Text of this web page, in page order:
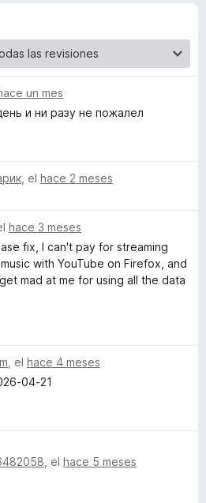
t
o
F
e
o
un mes
и ни разу не пожалел
, el hace 2 meses
hace 3 meses
fix, I can't pay for streaming
with YouTube on Firefox, and
mad at me for using all the data
, el hace 4 meses
04-21
, el hace 5 meses